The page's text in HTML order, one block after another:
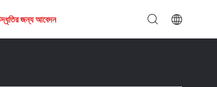
জন্য আবেদন